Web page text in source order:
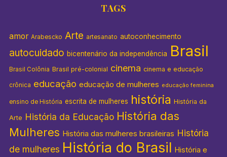
TAGS
amor Arabescko Arte artesanato autoconhecimento
autocuidado bicentenário da independência Brasil
Brasil Colônia Brasil pré-colonial cinema cinema e educação
crônica educação educação de mulheres educação feminina
ensino de História escrita de mulheres história História da
Arte História da Educação História das
Mulheres História das mulheres brasileiras História
de mulheres História do Brasil História e